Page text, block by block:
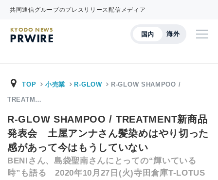
共同通信グループのプレスリリース配信メディア
国内 海外
KYODO NEWS
PRWIRE
TOP 小売業 R-GLOW R-GLOW SHAMPOO /
TREATM…
R-GLOW SHAMPOO / TREATMENT新商品
発表会 土屋アンナさん髪染めはやり切った
感があって今はもうしていない
BENIさん、島袋聖南さんにとっての“輝いている
時”も語る 2020年10月27日(火)寺田倉庫T-LOTUS